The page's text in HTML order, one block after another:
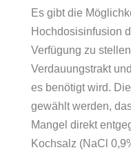
Es gibt die
Hochdosisinfusion
Verfügung zu
Verdauungstrakt
es benötigt wird.
gewählt werden,
Mangel direkt
Kochsalz (NaCl